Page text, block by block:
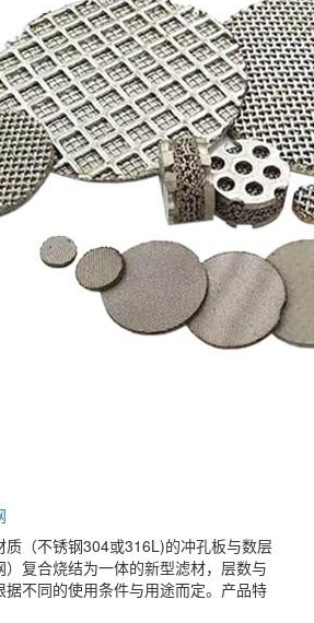
质（不锈钢304或316L)的冲孔板与数层
）复合烧结为一体的新型滤材，层数与
据不同的使用条件与用途而定。产品特